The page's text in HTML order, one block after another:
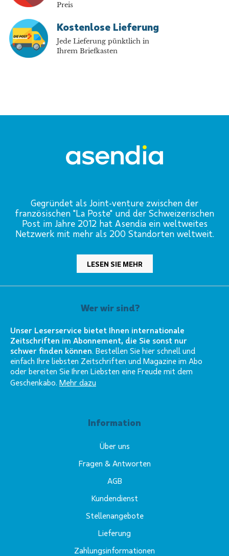
Preis
Kostenlose Lieferung
Jede Lieferung pünktlich in
Ihrem Briefkasten
Gegründet als Joint-venture zwischen der
französischen "La Poste" und der Schweizerischen
Post im Jahre 2012 hat Asendia ein weltweites
Netzwerk mit mehr als 200 Standorten weltweit.
LESEN SIE MEHR
Wer wir sind?
Unser Leserservice bietet Ihnen internationale
Zeitschriften im Abonnement, die Sie sonst nur
schwer finden können. Bestellen Sie hier schnell und
einfach Ihre liebsten Zeitschriften und Magazine im Abo
oder bereiten Sie Ihren Liebsten eine Freude mit dem
Geschenkabo. Mehr dazu
Information
Über uns
Fragen & Antworten
AGB
Kundendienst
Stellenangebote
Lieferung
Zahlungsinformationen